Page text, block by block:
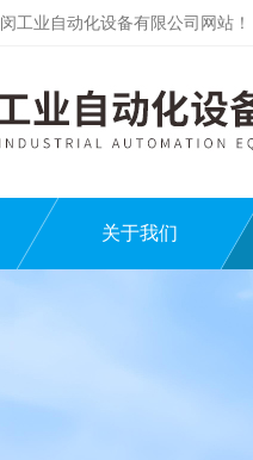
工业自动化设备有限公司网站！
关于我们